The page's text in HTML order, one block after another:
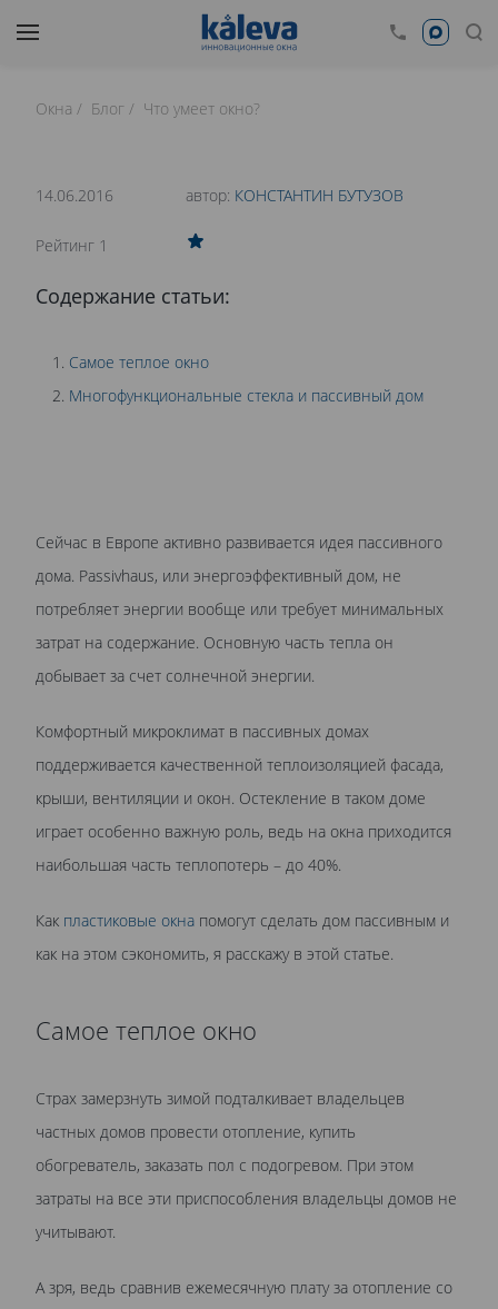
0
ЗА ОТОПЛЕНИЕ И СВЕТ?
Окна Блог Что умеет окно?
Содержание статьи:
Самое теплое окно
Многофункциональные стекла и пассивный дом
14.06.2016 автор: КОНСТАНТИН БУТУЗОВ
Рейтинг 1
Сейчас в Европе активно развивается идея пассивного
дома. Passivhaus, или энергоэффективный дом, не
потребляет энергии вообще или требует минимальных
затрат на содержание. Основную часть тепла он
добывает за счет солнечной энергии.
Комфортный микроклимат в пассивных домах
поддерживается качественной теплоизоляцией фасада,
крыши, вентиляции и окон. Остекление в таком доме
играет особенно важную роль, ведь на окна приходится
наибольшая часть теплопотерь – до 40%.
Как пластиковые окна помогут сделать дом пассивным и
как на этом сэкономить, я расскажу в этой статье.
Самое теплое окно
Страх замерзнуть зимой подталкивает владельцев
частных домов провести отопление, купить
обогреватель, заказать пол с подогревом. При этом
затраты на все эти приспособления владельцы домов не
учитывают.
А зря, ведь сравнив ежемесячную плату за отопление со